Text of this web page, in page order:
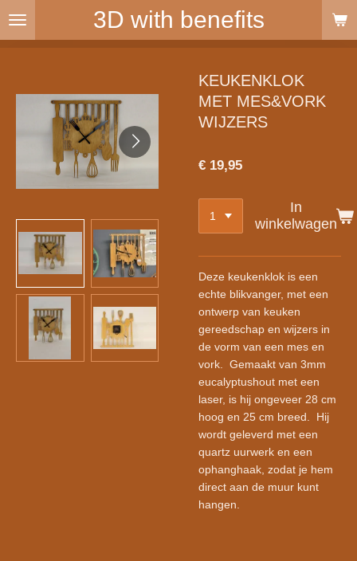
Ga
3D with benefits
KEUKENKLOK
MET MES&VORK
WIJZERS
€ 19,95
In
winkelwagen
Deze keukenklok is een
echte blikvanger, met een
ontwerp van keuken
gereedschap en wijzers in
de vorm van een mes en
vork.
Gemaakt van 3mm
eucalyptushout met een
laser, is hij ongeveer 28 cm
hoog en 25 cm breed.
Hij
wordt geleverd met een
quartz uurwerk en een
ophanghaak, zodat je hem
direct aan de muur kunt
hangen.